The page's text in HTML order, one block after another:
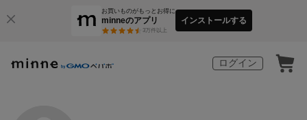
お買いものがもっとお得に
minneのアプリ
3万件以上
インストールする
ログイン